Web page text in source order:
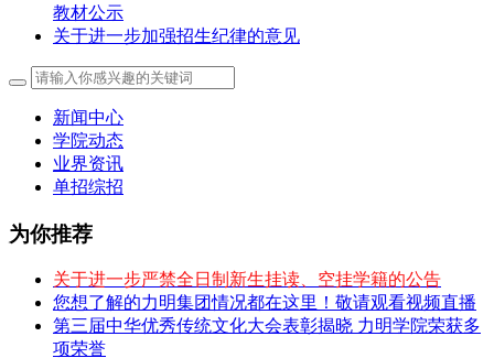
教材公示
关于进一步加强招生纪律的意见
新闻中心
学院动态
业界资讯
单招综招
为你推荐
关于进一步严禁全日制新生挂读、空挂学籍的公告
您想了解的力明集团情况都在这里！敬请观看视频直播
第三届中华优秀传统文化大会表彰揭晓 力明学院荣获多
项荣誉